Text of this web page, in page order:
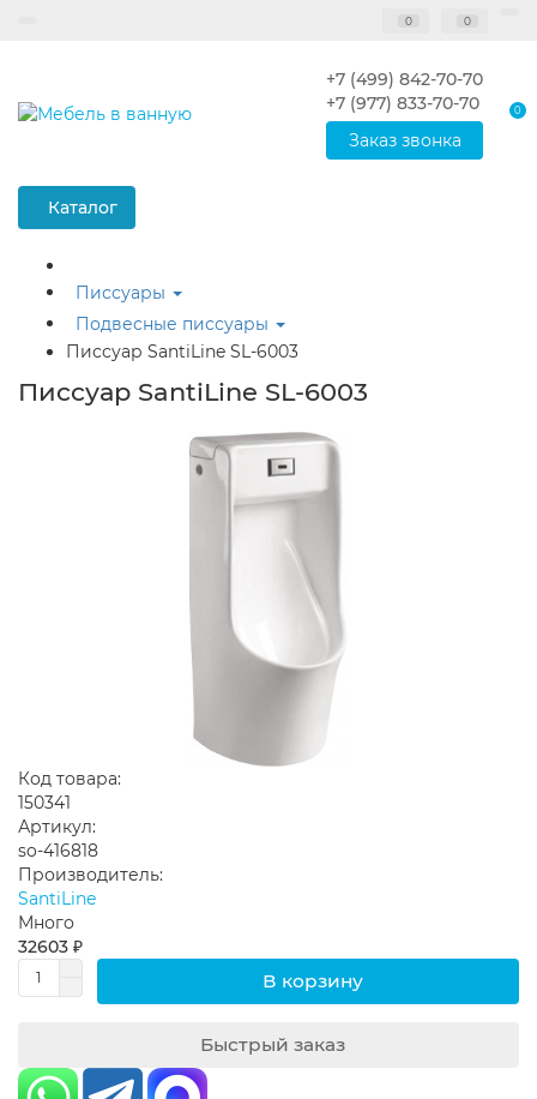
0 0
+7 (499) 842-70-70
+7 (977) 833-70-70
Заказ звонка
0
Каталог
Писсуары
Подвесные писсуары
Писсуар SantiLine SL-6003
Писсуар SantiLine SL-6003
Код товара:
150341
Артикул:
so-416818
Производитель:
SantiLine
Много
32603 ₽
В корзину
Быстрый заказ